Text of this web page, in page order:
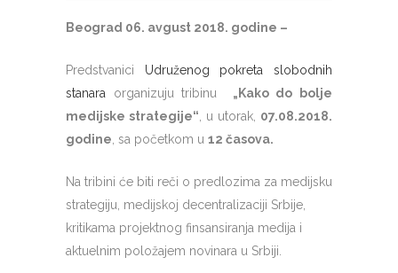
Beograd 06. avgust 2018. godine –
Predstvanici Udruženog pokreta slobodnih
stanara organizuju tribinu „Kako do bolje
medijske strategije“ , u utorak, 07.08.2018.
godine , sa početkom u 12 časova.
Na tribini će biti reči o predlozima za medijsku
strategiju, medijskoj decentralizaciji Srbije,
kritikama projektnog finsansiranja medija i
aktuelnim položajem novinara u Srbiji.